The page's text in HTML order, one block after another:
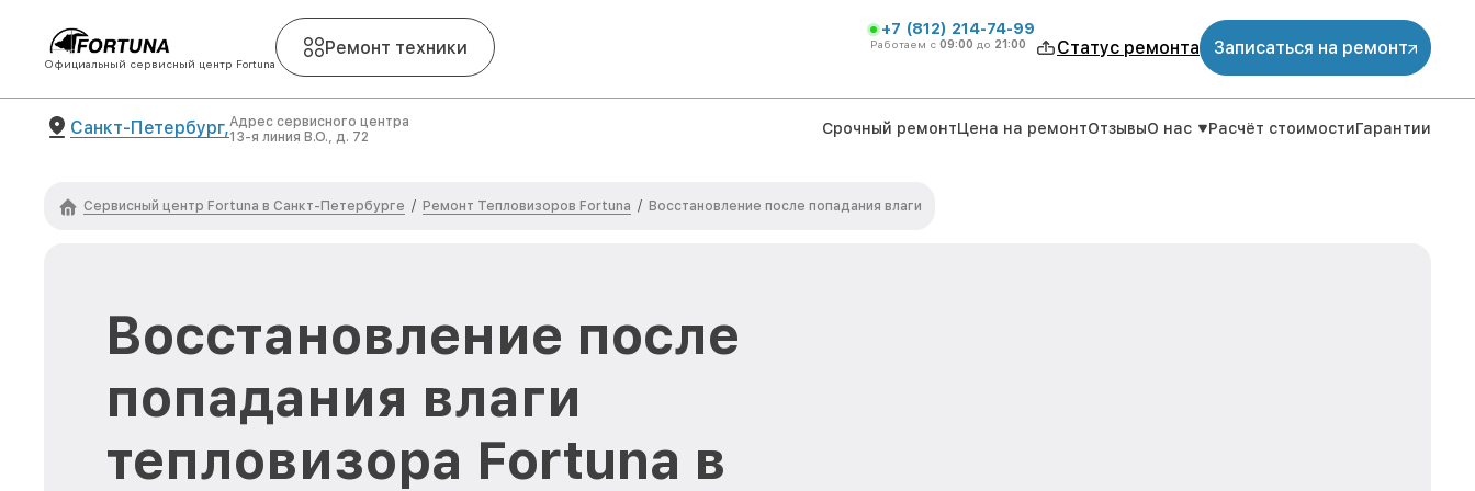
Официальный сервисный центр Fortuna
Ремонт техники
+7 (812) 214-74-99
Работаем с 09:00 до 21:00 Статус ремонта Записаться на ремонт
Санкт-Петербург,Адрес сервисного центра
13-я линия В.О., д. 72
Срочный ремонтЦена на ремонтОтзывыО нас Расчёт стоимостиГарантии
Сервисный центр Fortuna в Санкт-Петербурге / Ремонт Тепловизоров Fortuna / Восстановление после попадания влаги
Восстановление после
попадания влаги
тепловизора Fortuna в